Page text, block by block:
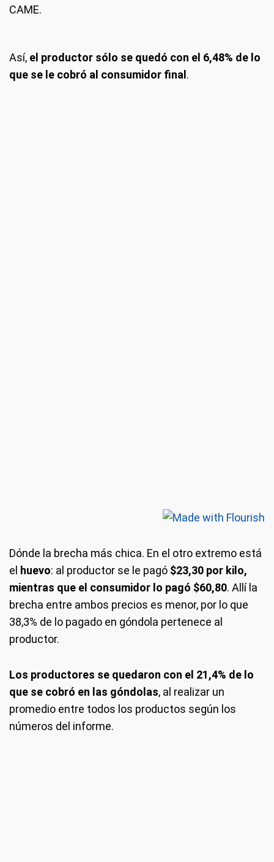
CAME.
Así, el productor sólo se quedó con el 6,48% de lo
que se le cobró al consumidor final .
Dónde la brecha más chica. En el otro extremo está
el huevo: al productor se le pagó $23,30 por kilo,
mientras que el consumidor lo pagó $60,80. Allí la
brecha entre ambos precios es menor, por lo que
38,3% de lo pagado en góndola pertenece al
productor.
Los productores se quedaron con el 21,4% de lo
que se cobró en las góndolas, al realizar un
promedio entre todos los productos según los
números del informe.